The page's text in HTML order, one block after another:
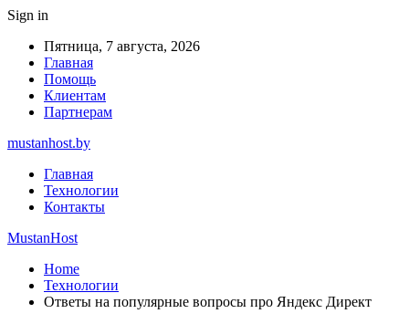
Sign in
Пятница, 7 августа, 2026
Главная
Помощь
Клиентам
Партнерам
mustanhost.by
Главная
Технологии
Контакты
MustanHost
Home
Технологии
Ответы на популярные вопросы про Яндекс Директ